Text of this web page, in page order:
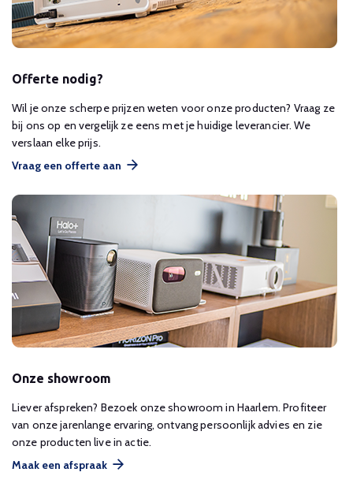
Offerte nodig?
Wil je onze scherpe prijzen weten voor onze producten? Vraag ze
bij ons op en vergelijk ze eens met je huidige leverancier. We
verslaan elke prijs.
Vraag een offerte aan
Onze showroom
Liever afspreken? Bezoek onze showroom in Haarlem. Profiteer
van onze jarenlange ervaring, ontvang persoonlijk advies en zie
onze producten live in actie.
Maak een afspraak